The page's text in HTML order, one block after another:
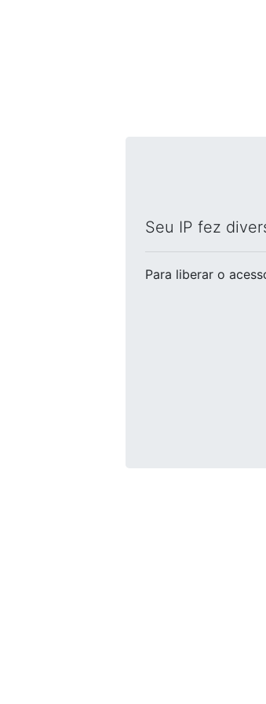
Seu IP fez
Para liberar o